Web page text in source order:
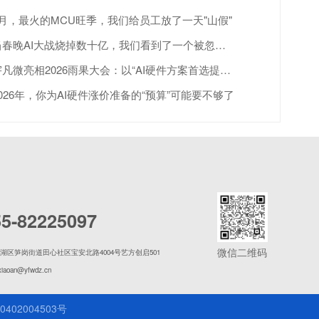
，最火的MCU旺季，我们给员工放了一天"山假"
当春晚AI大战烧掉数十亿，我们看到了一个被忽视的真相
宇凡微亮相2026雨果大会：以“AI硬件方案首选提供商”赋能跨境出海
年，你为AI硬件涨价准备的“预算”可能要不够了
82225097
区笋岗街道田心社区宝安北路4004号艺方创启501
微信二维码
号